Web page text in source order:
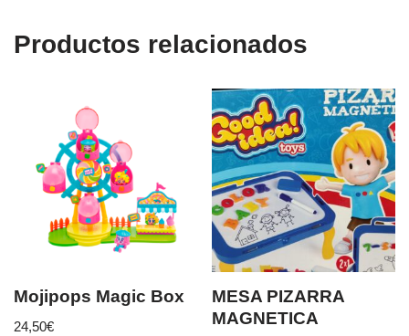
Productos relacionados
Mojipops Magic Box
24,50€
MESA PIZARRA
MAGNETICA